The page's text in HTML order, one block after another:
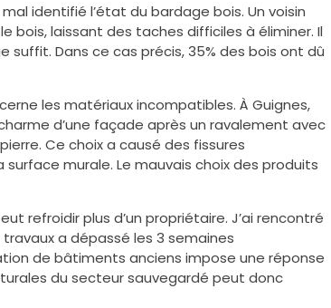
identifié l’état du bardage bois. Un voisin
laissant des taches difficiles à éliminer. Il
suffit. Dans ce cas précis, 35% des bois ont dû
les matériaux incompatibles. À Guignes,
d’une façade après un ravalement avec
Ce choix a causé des fissures
murale. Le mauvais choix des produits
refroidir plus d’un propriétaire. J’ai rencontré
a dépassé les 3 semaines
de bâtiments anciens impose une réponse
du secteur sauvegardé peut donc